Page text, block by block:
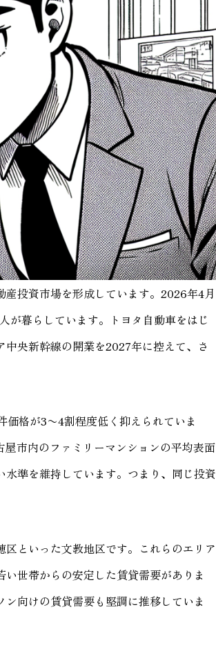
投資市場を形成しています。2026年4月
が暮らしています。トヨタ自動車をはじ
央新幹線の開業を2027年に控えて、さ
格が3〜4割程度低く抑えられていま
市内のファミリーマンションの平均表面
準を維持しています。つまり、同じ投資
といった文教地区です。これらのエリア
世帯からの安定した賃貸需要がありま
向けの賃貸需要も堅調に推移していま